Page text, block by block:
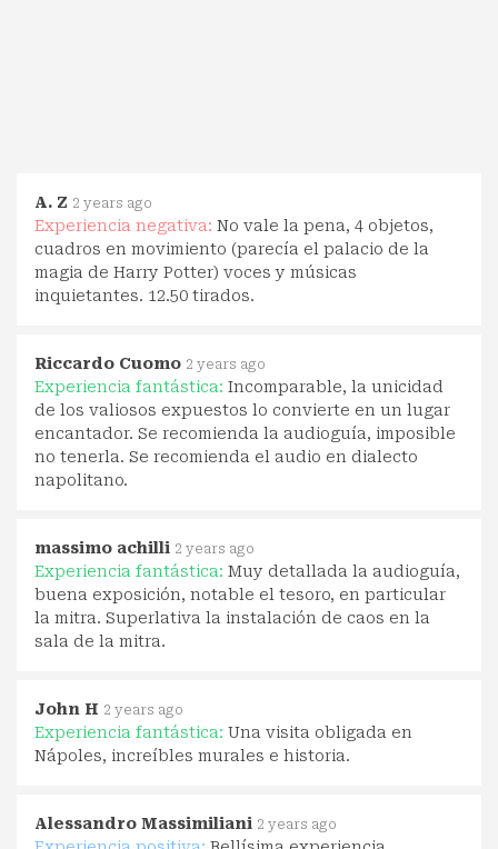
A. Z 2 years ago
Experiencia negativa: No vale la pena, 4 objetos,
cuadros en movimiento (parecía el palacio de la
magia de Harry Potter) voces y músicas
inquietantes. 12.50 tirados.
Riccardo Cuomo 2 years ago
Experiencia fantástica: Incomparable, la unicidad
de los valiosos expuestos lo convierte en un lugar
encantador. Se recomienda la audioguía, imposible
no tenerla. Se recomienda el audio en dialecto
napolitano.
massimo achilli 2 years ago
Experiencia fantástica: Muy detallada la audioguía,
buena exposición, notable el tesoro, en particular
la mitra. Superlativa la instalación de caos en la
sala de la mitra.
John H 2 years ago
Experiencia fantástica: Una visita obligada en
Nápoles, increíbles murales e historia.
Alessandro Massimiliani 2 years ago